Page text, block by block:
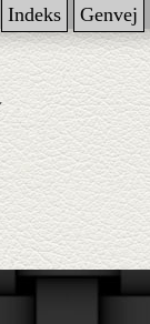
Indeks Genvej